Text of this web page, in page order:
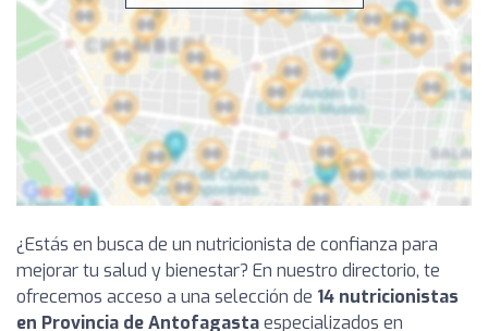
¿Estás en busca de un nutricionista de confianza para
mejorar tu salud y bienestar? En nuestro directorio, te
ofrecemos acceso a una selección de 14 nutricionistas
en Provincia de Antofagastaespecializados en